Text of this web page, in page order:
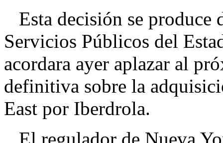
Esta decisión se produce
Servicios Públicos del
acordara ayer aplazar al
definitiva sobre la
East por Iberdrola.